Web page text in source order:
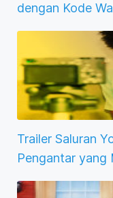
dengan Kode
Trailer Saluran
Pengantar yang